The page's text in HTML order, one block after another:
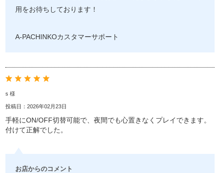
用をお待ちしております！
A-PACHINKOカスタマーサポート
s 様
投稿日：2026年02月23日
手軽にON/OFF切替可能で、夜間でも心置きなくプレイできます。
付けて正解でした。
お店からのコメント